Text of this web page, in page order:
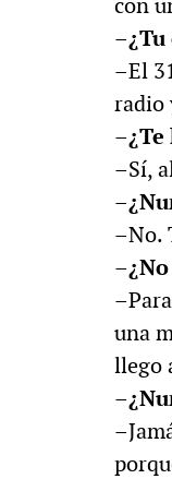
–El
radio
–Sí,
–No.
una
llego